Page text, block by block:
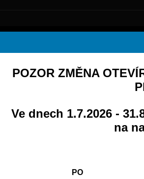
POZOR ZMĚNA
Ve dnech 1.7.2026 -
na
PO